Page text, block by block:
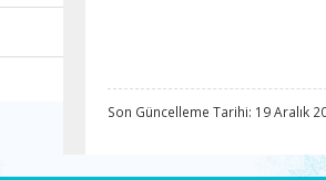
Son Güncelleme Tarihi: 19 Aralık